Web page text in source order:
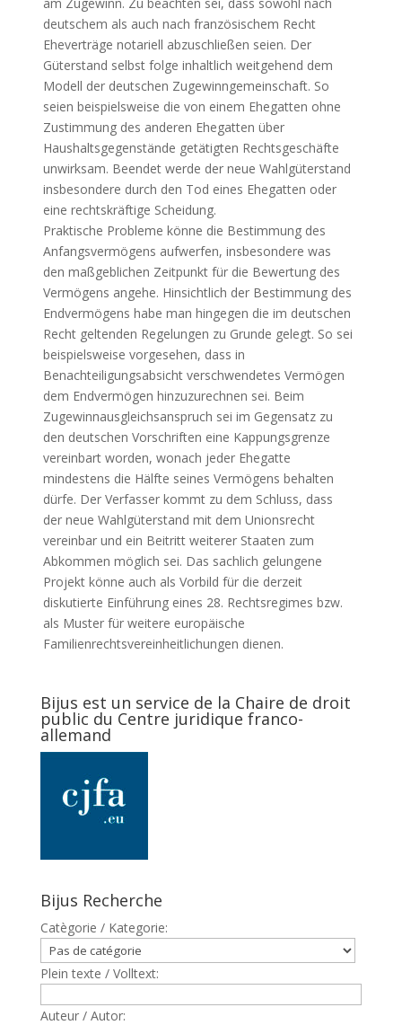
deutschem als auch nach französischem Recht
Eheverträge notariell abzuschließen seien. Der
Güterstand selbst folge inhaltlich weitgehend dem
Modell der deutschen Zugewinngemeinschaft. So
seien beispielsweise die von einem Ehegatten ohne
Zustimmung des anderen Ehegatten über
Haushaltsgegenstände getätigten Rechtsgeschäfte
unwirksam. Beendet werde der neue Wahlgüterstand
insbesondere durch den Tod eines Ehegatten oder
eine rechtskräftige Scheidung.
Praktische Probleme könne die Bestimmung des
Anfangsvermögens aufwerfen, insbesondere was
den maßgeblichen Zeitpunkt für die Bewertung des
Vermögens angehe. Hinsichtlich der Bestimmung des
Endvermögens habe man hingegen die im deutschen
Recht geltenden Regelungen zu Grunde gelegt. So sei
beispielsweise vorgesehen, dass in
Benachteiligungsabsicht verschwendetes Vermögen
dem Endvermögen hinzuzurechnen sei. Beim
Zugewinnausgleichsanspruch sei im Gegensatz zu
den deutschen Vorschriften eine Kappungsgrenze
vereinbart worden, wonach jeder Ehegatte
mindestens die Hälfte seines Vermögens behalten
dürfe. Der Verfasser kommt zu dem Schluss, dass
der neue Wahlgüterstand mit dem Unionsrecht
vereinbar und ein Beitritt weiterer Staaten zum
Abkommen möglich sei. Das sachlich gelungene
Projekt könne auch als Vorbild für die derzeit
diskutierte Einführung eines 28. Rechtsregimes bzw.
als Muster für weitere europäische
Familienrechtsvereinheitlichungen dienen.
Bijus est un service de la Chaire de droit
public du Centre juridique franco-
allemand
Bijus Recherche
Catègorie / Kategorie:
Plein texte / Volltext:
Auteur / Autor: